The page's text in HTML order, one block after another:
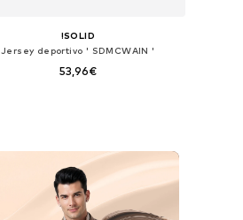
!SOLID
Jersey deportivo ' SDMCWAIN '
53,96€